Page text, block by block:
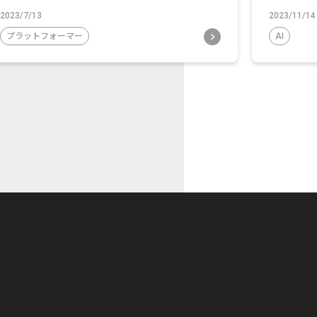
2023/7/13
プラットフォーマー
2023/11/14
AI